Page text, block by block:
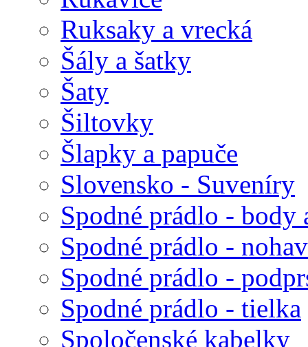
Ruksaky a vrecká
Šály a šatky
Šaty
Šiltovky
Šlapky a papuče
Slovensko - Suveníry
Spodné prádlo - body
Spodné prádlo -
Spodné prádlo -
Spodné prádlo - tielka
Spoločenské kabelky